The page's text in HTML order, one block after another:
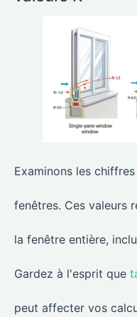
Examinons les
fenêtres. Ces valeurs
la fenêtre entière,
Gardez à l'esprit que
peut affecter vos